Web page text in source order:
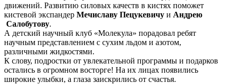
движений. Развитию силовых качеств в кистях поможет
кистевой экспандер Мечиславу Пецукевичу и Андрею
Салобутову.
А детский научный клуб «Молекула» порадовал ребят
научным представлением с сухим льдом и азотом,
различными жидкостями.
К слову, подростки от увлекательной программы и подарков
остались в огромном восторге! На их лицах появились
широкие улыбки, а глаза заискрились от счастья.